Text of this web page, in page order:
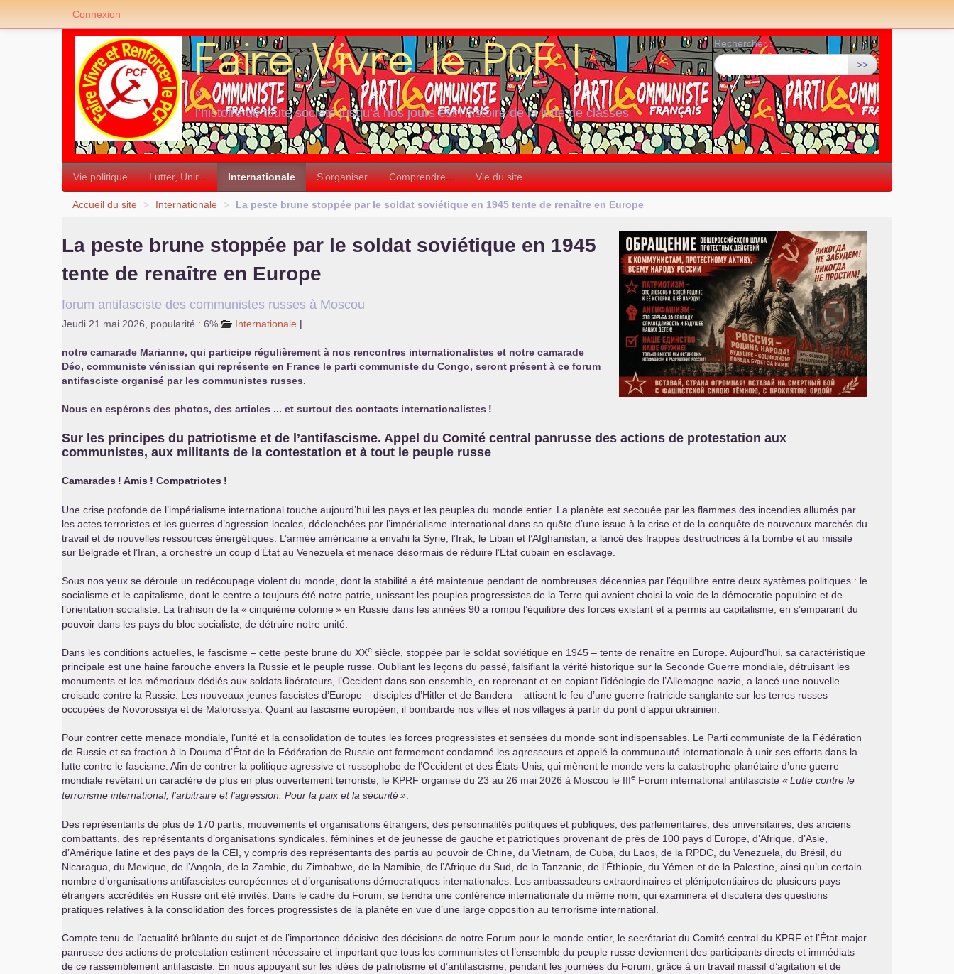
«
l’histoire de toute société jusqu’à nos jours est l’histoire de la lutte de classes
»
Rechercher :
>>
Vie politique Lutter, Unir... Internationale S’organiser Comprendre... Vie du site
Accueil du site > Internationale > La peste brune stoppée par le soldat soviétique en 1945 tente de renaître en Europe
La peste brune stoppée par le soldat soviétique en 1945
tente de renaître en Europe
forum antifasciste des communistes russes à Moscou
Jeudi 21 mai 2026 popularité : 6% Internationale |
notre camarade Marianne, qui participe régulièrement à nos rencontres internationalistes et notre camarade
Déo, communiste vénissian qui représente en France le parti communiste du Congo, seront présent à ce forum
antifasciste organisé par les communistes russes.
Nous en espérons des photos, des articles ... et surtout des contacts internationalistes !
Sur les principes du patriotisme et de l’antifascisme. Appel du Comité central panrusse des actions de protestation aux
communistes, aux militants de la contestation et à tout le peuple russe
Camarades ! Amis ! Compatriotes !
Une crise profonde de l’impérialisme international touche aujourd’hui les pays et les peuples du monde entier. La planète est secouée par les flammes des incendies allumés par
les actes terroristes et les guerres d’agression locales, déclenchées par l’impérialisme international dans sa quête d’une issue à la crise et de la conquête de nouveaux marchés du
travail et de nouvelles ressources énergétiques. L’armée américaine a envahi la Syrie, l’Irak, le Liban et l’Afghanistan, a lancé des frappes destructrices à la bombe et au missile
sur Belgrade et l’Iran, a orchestré un coup d’État au Venezuela et menace désormais de réduire l’État cubain en esclavage.
Sous nos yeux se déroule un redécoupage violent du monde, dont la stabilité a été maintenue pendant de nombreuses décennies par l’équilibre entre deux systèmes politiques : le
socialisme et le capitalisme, dont le centre a toujours été notre patrie, unissant les peuples progressistes de la Terre qui avaient choisi la voie de la démocratie populaire et de
l’orientation socialiste. La trahison de la « cinquième colonne» en Russie dans les années 90 a rompu l’équilibre des forces existant et a permis au capitalisme, en s’emparant du
pouvoir dans les pays du bloc socialiste, de détruire notre unité.
Dans les conditions actuelles, le fascisme – cette peste brune du XXe siècle, stoppée par le soldat soviétique en 1945 – tente de renaître en Europe. Aujourd’hui, sa caractéristique
principale est une haine farouche envers la Russie et le peuple russe. Oubliant les leçons du passé, falsifiant la vérité historique sur la Seconde Guerre mondiale, détruisant les
monuments et les mémoriaux dédiés aux soldats libérateurs, l’Occident dans son ensemble, en reprenant et en copiant l’idéologie de l’Allemagne nazie, a lancé une nouvelle
croisade contre la Russie. Les nouveaux jeunes fascistes d’Europe – disciples d’Hitler et de Bandera – attisent le feu d’une guerre fratricide sanglante sur les terres russes
occupées de Novorossiya et de Malorossiya. Quant au fascisme européen, il bombarde nos villes et nos villages à partir du pont d’appui ukrainien.
Pour contrer cette menace mondiale, l’unité et la consolidation de toutes les forces progressistes et sensées du monde sont indispensables. Le Parti communiste de la Fédération
de Russie et sa fraction à la Douma d’État de la Fédération de Russie ont fermement condamné les agresseurs et appelé la communauté internationale à unir ses efforts dans la
lutte contre le fascisme. Afin de contrer la politique agressive et russophobe de l’Occident et des États-Unis, qui mènent le monde vers la catastrophe planétaire d’une guerre
mondiale revêtant un caractère de plus en plus ouvertement terroriste, le KPRF organise du 23 au 26 mai 2026 à Moscou le IIIe Forum international antifasciste «Lutte contre le
terrorisme international, l’arbitraire et l’agression. Pour la paix et la sécurité»
Des représentants de plus de 170 partis, mouvements et organisations étrangers, des personnalités politiques et publiques, des parlementaires, des universitaires, des anciens
combattants, des représentants d’organisations syndicales, féminines et de jeunesse de gauche et patriotiques provenant de près de 100 pays d’Europe, d’Afrique, d’Asie,
d’Amérique latine et des pays de la CEI , y compris des représentants des partis au pouvoir de Chine, du Vietnam, de Cuba, du Laos, de la RPDC , du Venezuela, du Brésil, du
Nicaragua, du Mexique, de l’Angola, de la Zambie, du Zimbabwe, de la Namibie, de l’Afrique du Sud, de la Tanzanie, de l’Éthiopie, du Yémen et de la Palestine, ainsi qu’un certain
nombre d’organisations antifascistes européennes et d’organisations démocratiques internationales. Les ambassadeurs extraordinaires et plénipotentiaires de plusieurs pays
étrangers accrédités en Russie ont été invités. Dans le cadre du Forum, se tiendra une conférence internationale du même nom, qui examinera et discutera des questions
pratiques relatives à la consolidation des forces progressistes de la planète en vue d’une large opposition au terrorisme international.
Compte tenu de l’actualité brûlante du sujet et de l’importance décisive des décisions de notre Forum pour le monde entier, le secrétariat du Comité central du KPRF et l’État-major
panrusse des actions de protestation estiment nécessaire et important que tous les communistes et l’ensemble du peuple russe deviennent des participants directs et immédiats
de ce rassemblement antifasciste. En nous appuyant sur les idées de patriotisme et d’antifascisme, pendant les journées du Forum, grâce à un travail massif d’agitation et de
Connexion